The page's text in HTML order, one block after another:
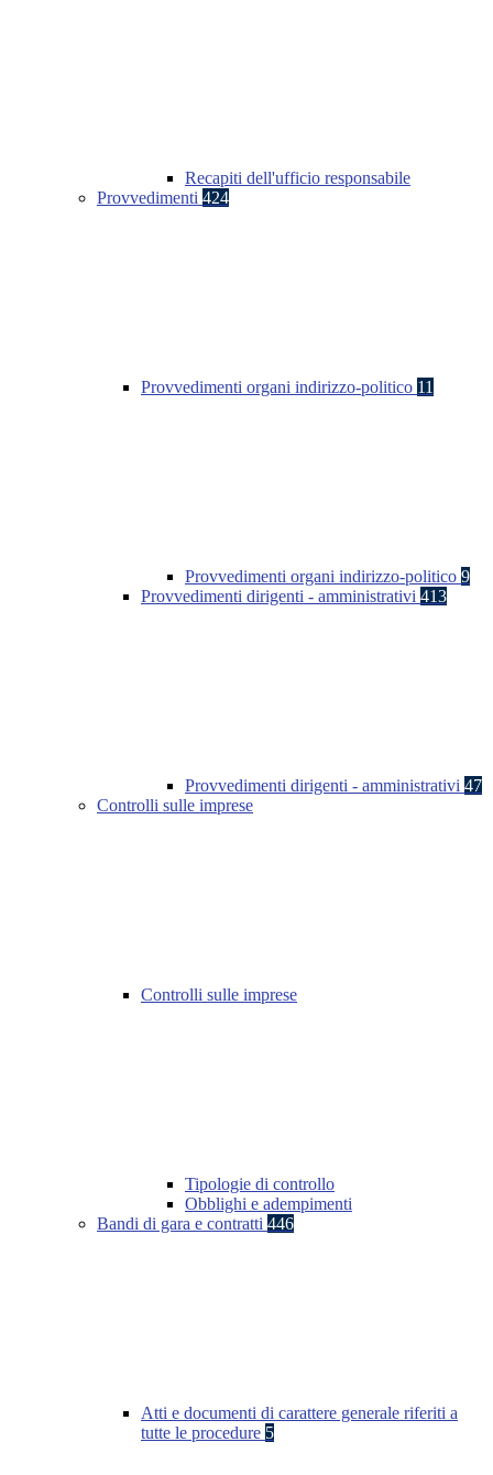
Recapiti dell'ufficio responsabile
Provvedimenti 424
Provvedimenti organi indirizzo-politico 11
Provvedimenti organi indirizzo-politico 9
Provvedimenti dirigenti - amministrativi 413
Provvedimenti dirigenti - amministrativi 47
Controlli sulle imprese
Controlli sulle imprese
Tipologie di controllo
Obblighi e adempimenti
Bandi di gara e contratti 446
Atti e documenti di carattere generale riferiti a
tutte le procedure 5